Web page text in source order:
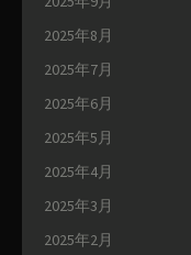
2025年8月
2025年7月
2025年6月
2025年5月
2025年4月
2025年3月
2025年2月